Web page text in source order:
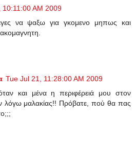
10:11:00 AM 2009
να ψαξω για γκομενο μηπως και
Tue Jul 21, 11:28:00 AM 2009
και μένα η περιφέρειά μου στον
λόγω μαλακίας!! Πρόβατε, πού θα πας